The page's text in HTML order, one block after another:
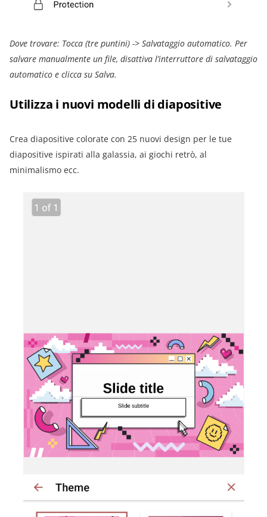
Dove trovare: Tocca (tre puntini) -> Salvataggio automatico. Per
salvare manualmente un file, disattiva l’interruttore di salvataggio
automatico e clicca su Salva.
Utilizza i nuovi modelli di diapositive
Crea diapositive colorate con 25 nuovi design per le tue
diapositive ispirati alla galassia, ai giochi retrò, al
minimalismo ecc.